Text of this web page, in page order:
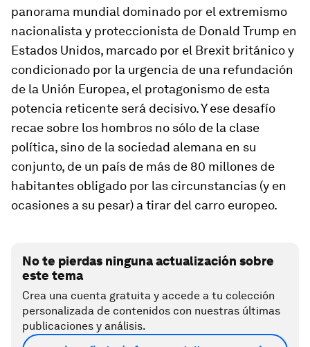
panorama mundial dominado por el extremismo
nacionalista y proteccionista de Donald Trump en
Estados Unidos, marcado por el Brexit británico y
condicionado por la urgencia de una refundación
de la Unión Europea, el protagonismo de esta
potencia reticente será decisivo. Y ese desafío
recae sobre los hombros no sólo de la clase
política, sino de la sociedad alemana en su
conjunto, de un país de más de 80 millones de
habitantes obligado por las circunstancias (y en
ocasiones a su pesar) a tirar del carro europeo.
No te pierdas ninguna actualización sobre
este tema
Crea una cuenta gratuita y accede a tu colección
personalizada de contenidos con nuestras últimas
publicaciones y análisis.